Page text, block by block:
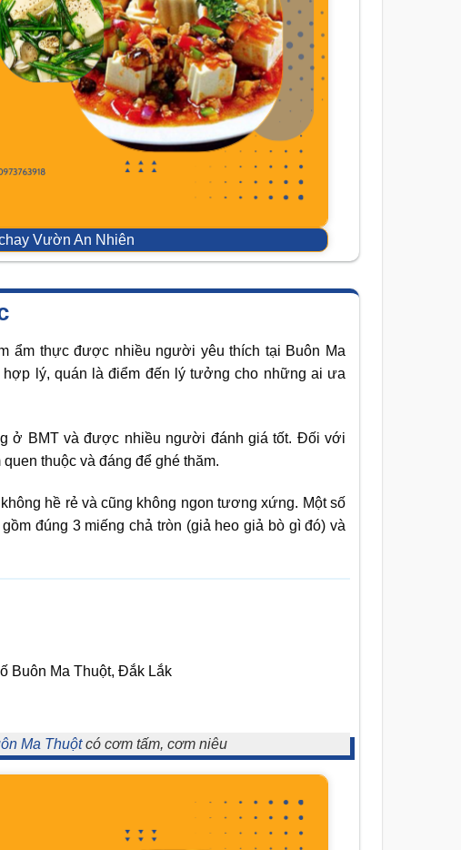
Vườn An Nhiên
ẩm thực được nhiều người yêu thích tại Buôn Ma
lý, quán là điểm đến lý tưởng cho những ai ưa
ở BMT và được nhiều người đánh giá tốt. Đối với
thuộc và đáng để ghé thăm.
hề rẻ và cũng không ngon tương xứng. Một số
đúng 3 miếng chả tròn (giả heo giả bò gì đó) và
Buôn Ma Thuột, Đắk Lắk
Ma Thuộtcó cơm tấm, cơm niêu